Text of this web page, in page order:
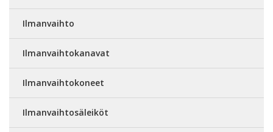
Ilmanvaihto
Ilmanvaihtokanavat
Ilmanvaihtokoneet
Ilmanvaihtosäleiköt